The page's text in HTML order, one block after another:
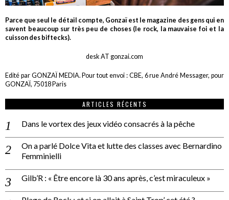
Parce que seul le détail compte, Gonzaï est le magazine des gens qui en
savent beaucoup sur très peu de choses (le rock, la mauvaise foi et la
cuisson des biftecks).
desk AT gonzai.com
Edité par GONZAÏ MEDIA. Pour tout envoi : CBE, 6 rue André Messager, pour
GONZAÏ, 75018 Paris
ARTICLES RÉCENTS
Dans le vortex des jeux vidéo consacrés à la pêche
On a parlé Dolce Vita et lutte des classes avec Bernardino
Femminielli
Gilb’R : « Être encore là 30 ans après, c’est miraculeux »